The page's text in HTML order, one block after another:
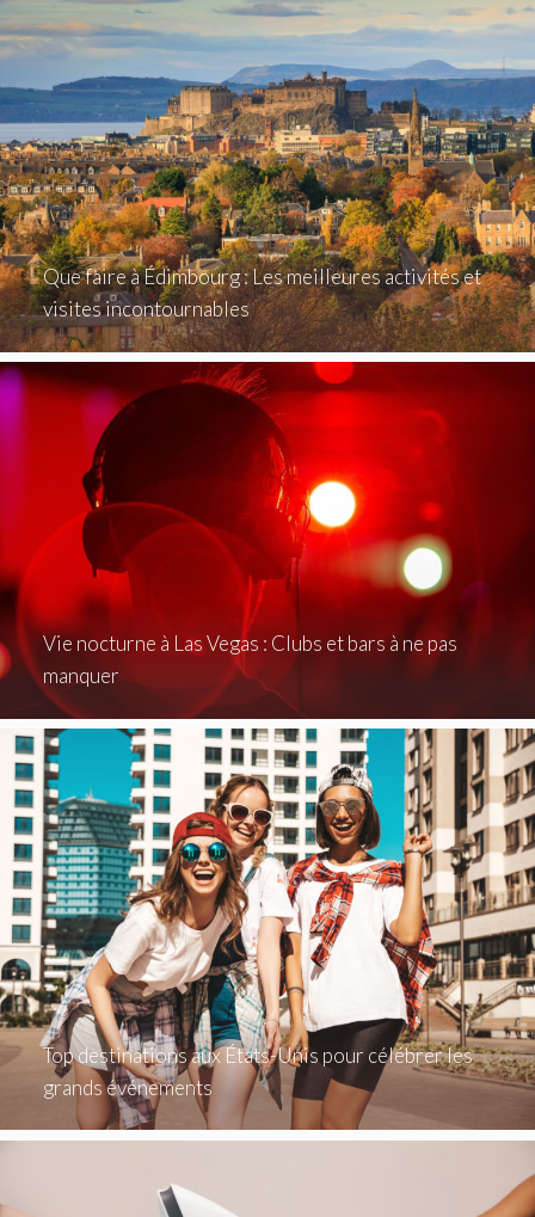
Que faire à Édimbourg : Les meilleures activités et
visites incontournables
Vie nocturne à Las Vegas : Clubs et bars à ne pas
manquer
Top destinations aux États-Unis pour célébrer les
grands événements